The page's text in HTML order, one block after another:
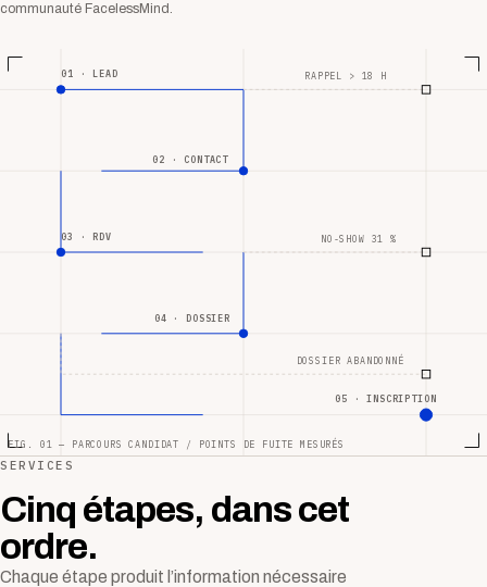
communauté FacelessMind.
01 · LEAD
02 · CONTACT
03 · RDV
04 · DOSSIER
05 · INSCRIPTION
RAPPEL > 18 H
NO-SHOW 31 %
DOSSIER ABANDONNÉ
FIG. 01 — PARCOURS CANDIDAT / POINTS DE FUITE MESURÉS
SERVICES
Cinq étapes, dans cet
ordre.
Chaque étape produit l’information nécessaire